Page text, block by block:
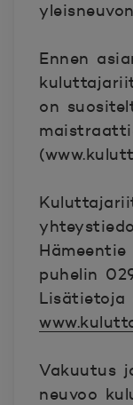
Ennen
on
puhelin
Lisätietoja
Vakuutus
neuvoo